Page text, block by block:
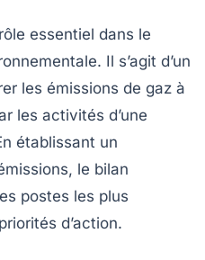
essentiel dans le
. Il s’agit d’un
les émissions de gaz à
les activités d’une
établissant un
le bilan
postes les plus
d’action.